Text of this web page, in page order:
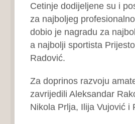
Cetinje dodijeljene su i
za najboljeg
dobio je nagradu za
a najbolji sportista
Radović.
Za doprinos razvoju
zavrijedili Aleksandar
Nikola Prlja, Ilija Vujović i